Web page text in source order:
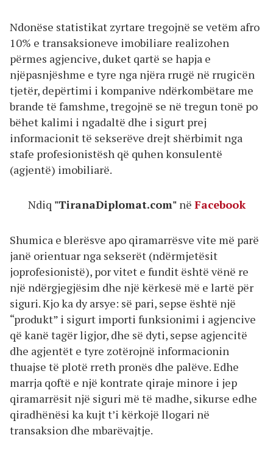
Ndonëse statistikat zyrtare tregojnë se vetëm afro
10% e transaksioneve imobiliare realizohen
përmes agjencive, duket qartë se hapja e
njëpasnjëshme e tyre nga njëra rrugë në rrugicën
tjetër, depërtimi i kompanive ndërkombëtare me
brande të famshme, tregojnë se në tregun tonë po
bëhet kalimi i ngadaltë dhe i sigurt prej
informacionit të sekserëve drejt shërbimit nga
stafe profesionistësh që quhen konsulentë
(agjentë) imobiliarë.
Ndiq "TiranaDiplomat.com" në Facebook
Shumica e blerësve apo qiramarrësve vite më parë
janë orientuar nga sekserët (ndërmjetësit
joprofesionistë), por vitet e fundit është vënë re
një ndërgjegjësim dhe një kërkesë më e lartë për
siguri. Kjo ka dy arsye: së pari, sepse është një
“produkt” i sigurt importi funksionimi i agjencive
që kanë tagër ligjor, dhe së dyti, sepse agjencitë
dhe agjentët e tyre zotërojnë informacionin
thuajse të plotë rreth pronës dhe palëve. Edhe
marrja qoftë e një kontrate qiraje minore i jep
qiramarrësit një siguri më të madhe, sikurse edhe
qiradhënësi ka kujt t’i kërkojë llogari në
transaksion dhe mbarëvajtje.